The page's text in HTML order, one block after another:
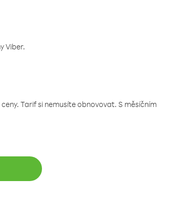
Viber.
Tarif si nemusíte obnovovat. S měsíčním